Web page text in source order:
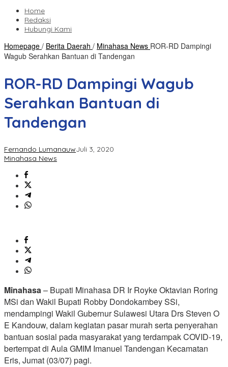
Home
Redaksi
Hubungi Kami
Homepage / Berita Daerah / Minahasa News ROR-RD Dampingi
Wagub Serahkan Bantuan di Tandengan
ROR-RD Dampingi Wagub
Serahkan Bantuan di
Tandengan
Fernando LumanauwJuli 3, 2020
Minahasa News
Minahasa– Bupati Minahasa DR Ir Royke Oktavian Roring
MSi dan Wakil Bupati Robby Dondokambey SSi,
mendampingi Wakil Gubernur Sulawesi Utara Drs Steven O
E Kandouw, dalam kegiatan pasar murah serta penyerahan
bantuan sosial pada masyarakat yang terdampak COVID-19,
bertempat di Aula GMIM Imanuel Tandengan Kecamatan
Eris, Jumat (03/07) pagi.